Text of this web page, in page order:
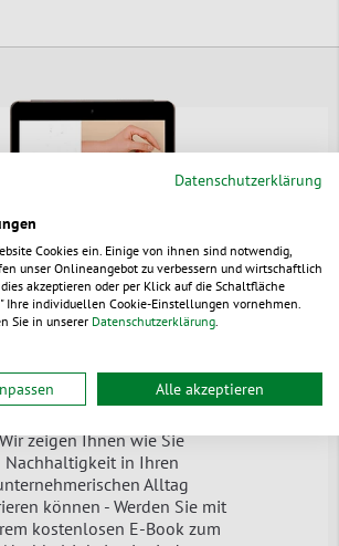
grüne Leitfaden
Wir zeigen Ihnen wie Sie
Nachhaltigkeit in Ihren
Alltag
können - Werden Sie mit
kostenlosen E-Book zum
Datenschutzerklärung
Cookies ein. Einige von ihnen sind notwendig,
unser Onlineangebot zu verbessern und wirtschaftlich
akzeptieren oder per Klick auf die Schaltfläche
Ihre individuellen Cookie-Einstellungen vornehmen.
Sie in unserer Datenschutzerklärung.
Alle akzeptieren